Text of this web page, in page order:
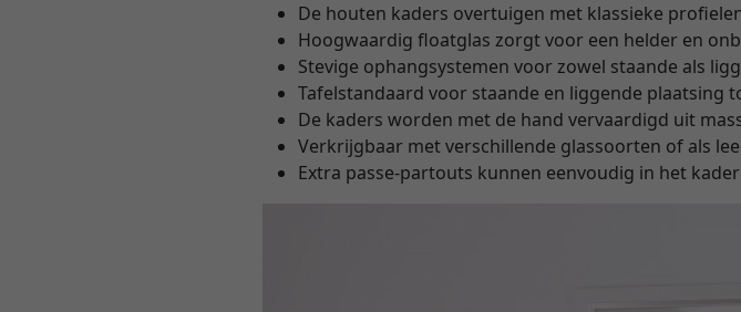
De houten kaders overtuigen met klassieke
Hoogwaardig floatglas zorgt voor een helder en
Stevige ophangsystemen voor zowel staande als
Tafelstandaard voor staande en liggende plaatsing
De kaders worden met de hand vervaardigd uit
Verkrijgbaar met verschillende glassoorten of als
Extra passe-partouts kunnen eenvoudig in het